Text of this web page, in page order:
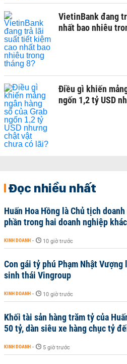
VietinBank đang
nhất bao nhiêu
Điều gì khiến
ngốn 1,2 tỷ USD
Đọc nhiều nhất
Huấn Hoa Hồng là Chủ tịch
phần trong hai doanh nghiệp khác
KINH DOANH - 10 giờ trước
Con gái tỷ phú Phạm Nhật Vượng
sinh thái Vingroup
KINH DOANH - 10 giờ trước
Khối tài sản hàng trăm tỷ của
50 tỷ, dàn siêu xe hàng chục tỷ
KINH DOANH - 5 giờ trước